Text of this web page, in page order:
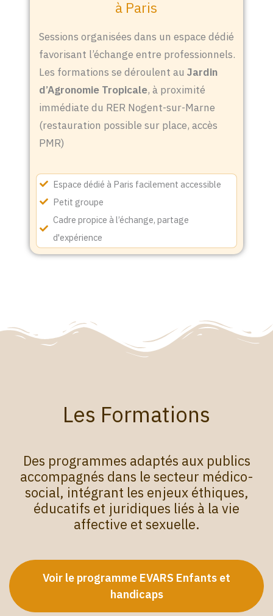
à Paris
Sessions organisées dans un espace dédié
favorisant l’échange entre professionnels.
Les formations se déroulent au Jardin
d’Agronomie Tropicale, à proximité
immédiate du RER Nogent-sur-Marne
(restauration possible sur place, accès
PMR)
Espace dédié à Paris facilement accessible
Petit groupe
Cadre propice à l’échange, partage
d'expérience
Les Formations
Des programmes adaptés aux publics
accompagnés dans le secteur médico-
social, intégrant les enjeux éthiques,
éducatifs et juridiques liés à la vie
affective et sexuelle.
Voir le programme EVARS Enfants et
handicaps